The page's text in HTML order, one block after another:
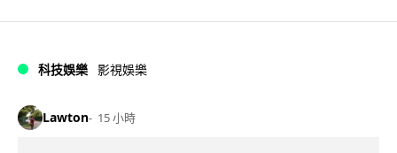
科技娛樂 影視娛樂
Lawton 15 小時